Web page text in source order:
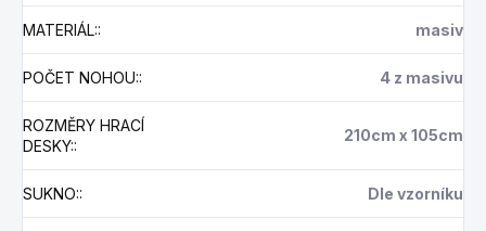
MATERIÁL:: masiv
POČET NOHOU:: 4 z masivu
ROZMĚRY HRACÍ
DESKY::
210cm x 105cm
SUKNO:: Dle vzorníku